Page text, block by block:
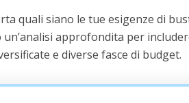
quali siano le tue esigenze di
approfondita per
e diverse fasce di budget.